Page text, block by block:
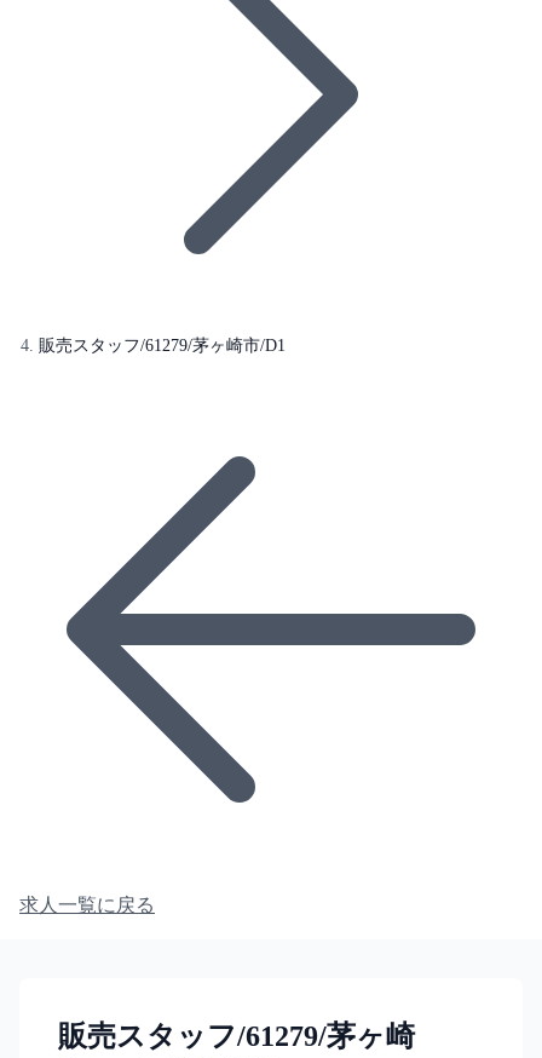
販売スタッフ/61279/茅ヶ崎市/D1
求人一覧に戻る
販売スタッフ/61279/茅ヶ崎